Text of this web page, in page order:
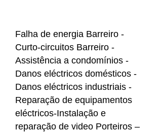
Falha de energia Barreiro -
Curto-circuitos Barreiro -
Assistência a condomínios -
Danos eléctricos domésticos -
Danos eléctricos industriais -
Reparação de equipamentos
eléctricos-Instalação e
reparação de video Porteiros –